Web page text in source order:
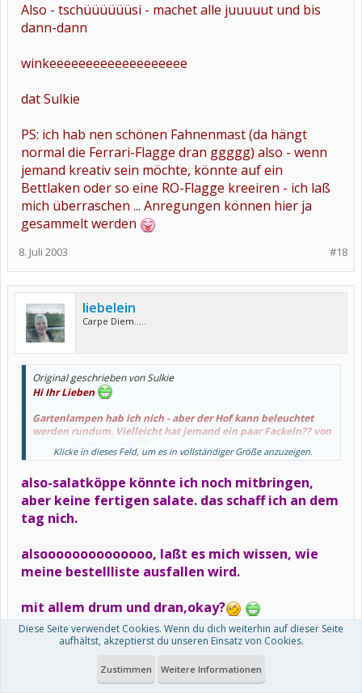
Also - tschüüüüüüsi - machet alle juuuuut und bis
dann-dann
winkeeeeeeeeeeeeeeeeeee
dat Sulkie
PS: ich hab nen schönen Fahnenmast (da hängt
normal die Ferrari-Flagge dran ggggg) also - wenn
jemand kreativ sein möchte, könnte auf ein
Bettlaken oder so eine RO-Flagge kreeiren - ich laß
mich überraschen ... Anregungen können hier ja
gesammelt werden
#18
8. Juli 2003
liebelein
Carpe Diem.....
Original geschrieben von Sulkie
Hi Ihr Lieben
Gartenlampen hab ich nich - aber der Hof kann beleuchtet
werden rundum. Vielleicht hat jemand ein paar Fackeln?? von
wegen der Romantik
Liebes Liebelein - Salatköppe bringst de mit - aber Salat eher
*grübel*
Klicke in dieses Feld, um es in vollständiger Größe anzuzeigen.
also-salatköppe könnte ich noch mitbringen,
aber keine fertigen salate. das schaff ich an dem
tag nich.
alsoooooooooooooo, laßt es mich wissen, wie
meine bestellliste ausfallen wird.
mit allem drum und dran,okay?
@dat SULKIE: na denn meine holde,wünsch ich dir
fröhliches auspacken sowie ein nettes
Diese Seite verwendet Cookies. Wenn du dich weiterhin auf dieser Seite
aufhältst, akzeptierst du unseren Einsatz von Cookies.
Zustimmen Weitere Informationen